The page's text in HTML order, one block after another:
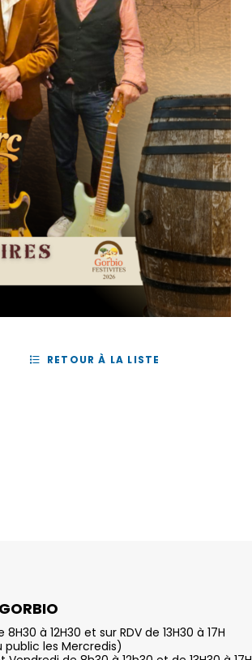
RETOUR À LA LISTE
GORBIO
à 12H30 et sur RDV de 13H30 à 17H
public les Mercredis)